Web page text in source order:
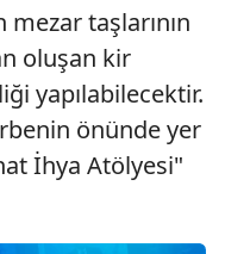
taşlarının
oluşan kir
yapılabilecektir.
önünde yer
İhya Atölyesi"